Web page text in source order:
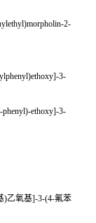
2-
3-
ethoxy]-3-
)乙氧基]-3-(4-氟苯